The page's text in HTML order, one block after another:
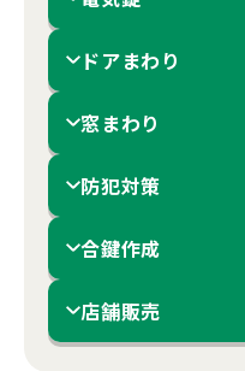
ドアまわり
窓まわり
防犯対策
合鍵作成
店舗販売